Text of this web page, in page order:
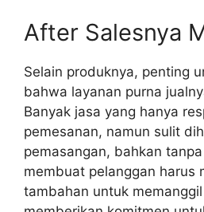
After Salesnya
Selain produknya, penting
bahwa layanan purna
Banyak jasa yang hanya
pemesanan, namun sulit
pemasangan, bahkan
membuat pelanggan harus
tambahan untuk